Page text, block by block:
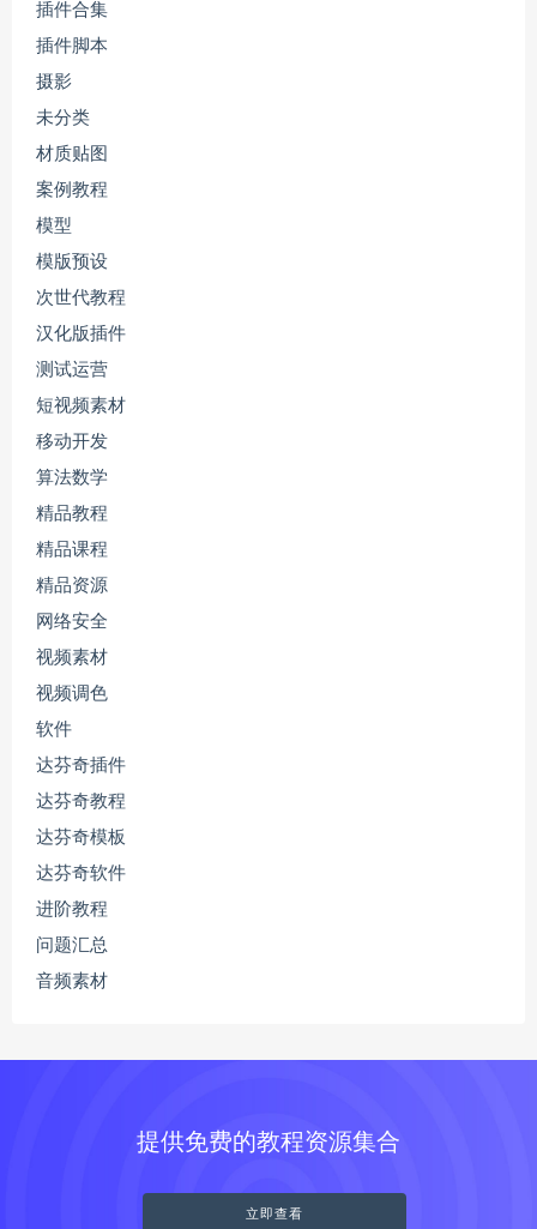
插件合集
插件脚本
摄影
未分类
材质贴图
案例教程
模型
模版预设
次世代教程
汉化版插件
测试运营
短视频素材
移动开发
算法数学
精品教程
精品课程
精品资源
网络安全
视频素材
视频调色
软件
达芬奇插件
达芬奇教程
达芬奇模板
达芬奇软件
进阶教程
问题汇总
音频素材
提供免费的教程资源集合
立即查看